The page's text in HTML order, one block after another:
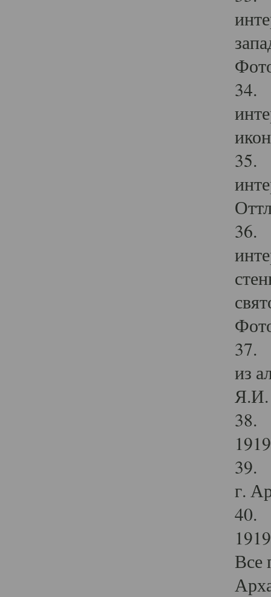
34.
35.
36.
37.
из
Я.И.
38.
39.
г.
40.
Все